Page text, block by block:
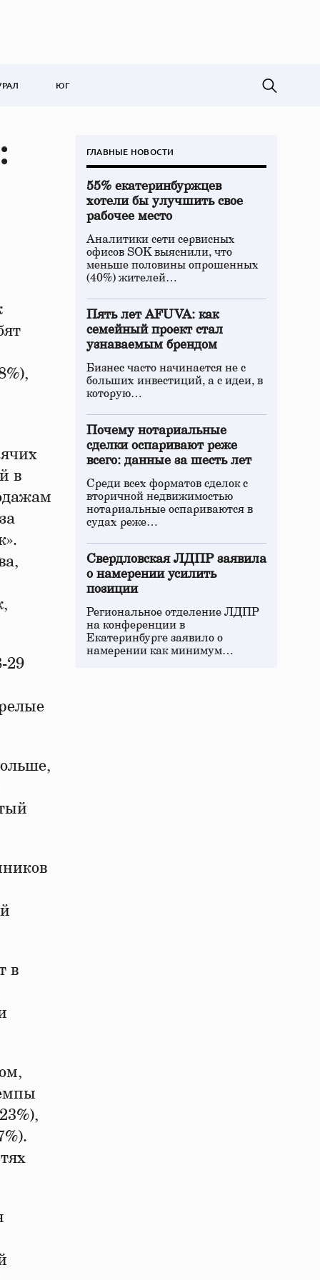
ЮГ
в
29
в
ГЛАВНЫЕ НОВОСТИ
55% екатеринбуржцев
хотели бы улучшить свое
рабочее место
Аналитики сети сервисных
офисов SOK выяснили, что
меньше половины опрошенных
(40%) жителей…
Пять лет AFUVA: как
семейный проект стал
узнаваемым брендом
Бизнес часто начинается не с
больших инвестиций, а с идеи, в
которую…
Почему нотариальные
сделки оспаривают реже
всего: данные за шесть лет
Среди всех форматов сделок с
вторичной недвижимостью
нотариальные оспариваются в
судах реже…
Свердловская ЛДПР заявила
о намерении усилить
позиции
Региональное отделение ЛДПР
на конференции в
Екатеринбурге заявило о
намерении как минимум…